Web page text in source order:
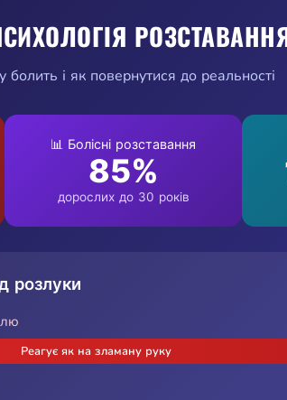
болить і як повернутися до реальності
📊 Болісні розставання
85%
дорослих до 30 років
розлуки
Реагує як на зламану руку